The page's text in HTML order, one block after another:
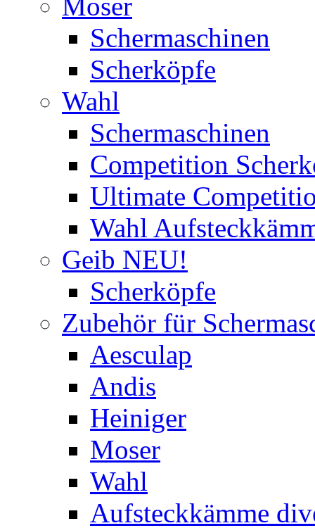
Moser
Schermaschinen
Scherköpfe
Wahl
Schermaschinen
Competition
Ultimate
Wahl
Geib NEU!
Scherköpfe
Zubehör für
Aesculap
Andis
Heiniger
Moser
Wahl
Aufsteckkämme